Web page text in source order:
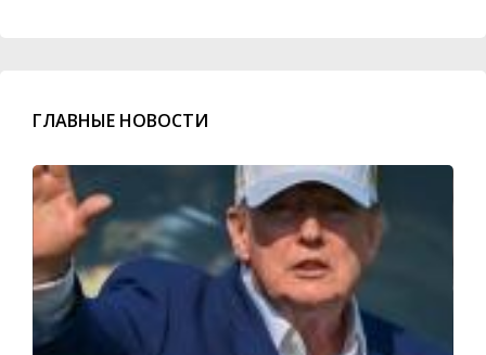
ГЛАВНЫЕ НОВОСТИ